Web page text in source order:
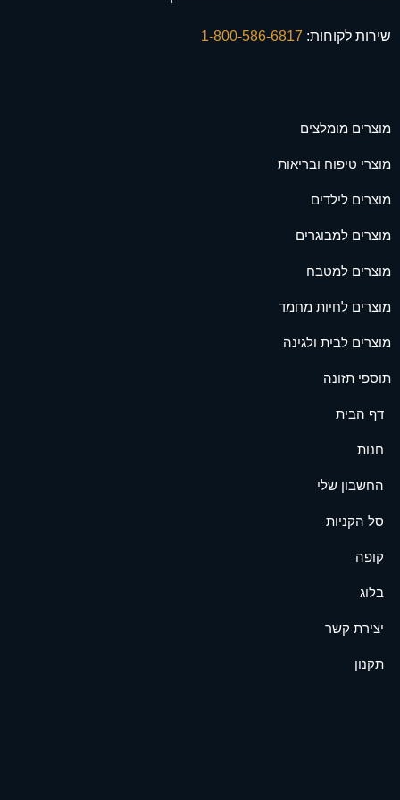
שירות לקוחות:
מוצרים מומלצים
מוצרי טיפוח ובריאות
מוצרים לילדים
מוצרים למבוגרים
מוצרים למטבח
מוצרים לחיות מחמד
מוצרים לבית ולגינה
תוספי תזונה
דף הבית
חנות
החשבון שלי
סל הקניות
קופה
בלוג
יצירת קשר
תקנון